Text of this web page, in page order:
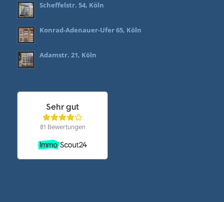
Scheffelstr. 54, Köln
Konrad-Adenauer-Ufer 65, Köln
Adamstr. 21, Köln